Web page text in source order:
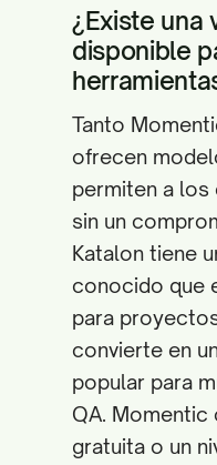
¿Existe una
disponible
Tanto
ofrecen
permiten a los
sin un
Katalon tiene
conocido que
para
convierte en
popular para
QA. Momentic
gratuita o un